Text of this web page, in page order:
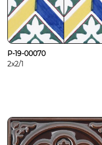
P-19-00070
2x2/1